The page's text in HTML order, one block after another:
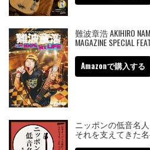
難波章浩 AKIHIRO
MAGAZINE SPECIAL
Amazonで購入する
ニッポンの低音名
それを支えてきた